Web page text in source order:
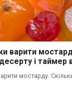
варити
і таймер
мостарду.